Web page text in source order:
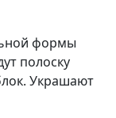
формы
полоску
Украшают